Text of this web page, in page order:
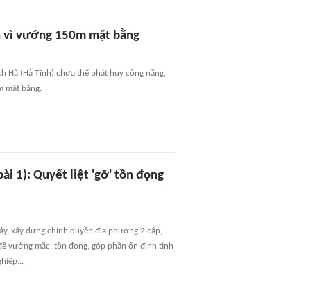
vì vướng 150m mặt bằng
Hà (Hà Tĩnh) chưa thể phát huy công năng,
mặt bằng.
1): Quyết liệt 'gỡ' tồn đọng
xây dựng chính quyền địa phương 2 cấp,
vướng mắc, tồn đọng, góp phần ổn định tình